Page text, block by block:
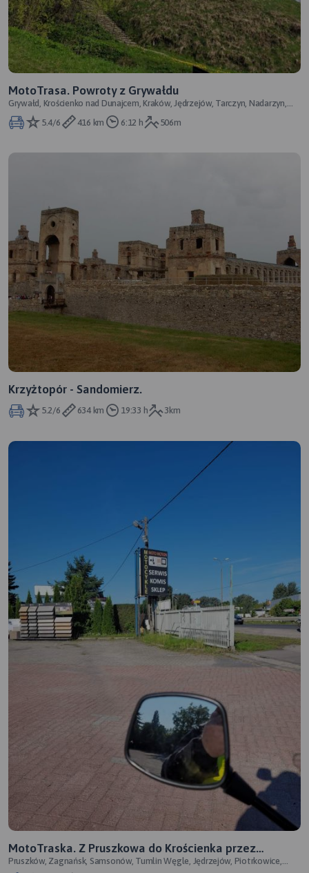
MotoTrasa. Powroty z Grywałdu
Grywałd, Krościenko nad Dunajcem, Kraków, Jędrzejów, Tarczyn, Nadarzyn,
Pruszków
5.4/6
416 km 6:12 h 506m
Krzyżtopór - Sandomierz.
5.2/6 634 km 19:33 h 3km
MotoTraska. Z Pruszkowa do Krościenka przez
Zagnańsk
Pruszków, Zagnańsk, Samsonów, Tumlin Węgle, Jędrzejów, Piotrkowice,